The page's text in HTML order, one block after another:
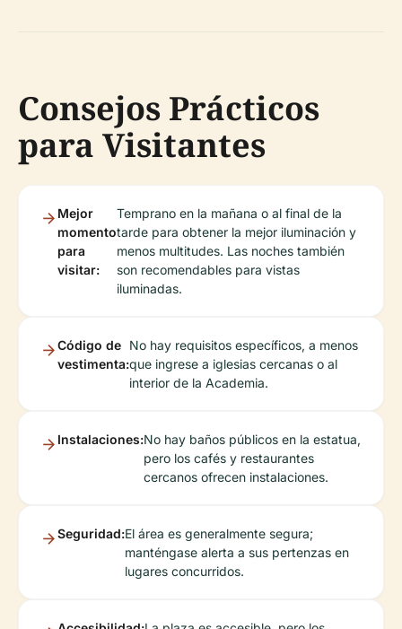
Consejos Prácticos
para Visitantes
Mejor
momento
para
visitar:
Temprano en la mañana o al final de la
tarde para obtener la mejor iluminación y
menos multitudes. Las noches también
son recomendables para vistas
iluminadas.
Código de
vestimenta:
No hay requisitos específicos, a menos
que ingrese a iglesias cercanas o al
interior de la Academia.
Instalaciones:No hay baños públicos en la estatua,
pero los cafés y restaurantes
cercanos ofrecen instalaciones.
Seguridad:El área es generalmente segura;
manténgase alerta a sus pertenzas en
lugares concurridos.